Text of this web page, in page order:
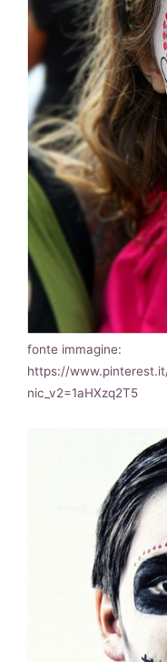
fonte immagine:
https://
nic_v2=1aHXzq2T5